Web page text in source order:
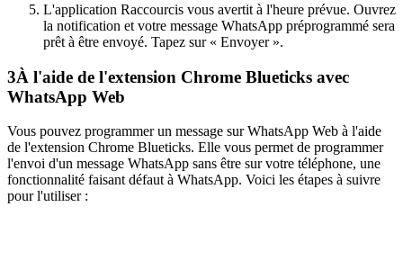
L'application Raccourcis vous avertit à l'heure prévue. Ouvrez
la notification et votre message WhatsApp préprogrammé sera
prêt à être envoyé. Tapez sur « Envoyer ».
3À l'aide de l'extension Chrome Blueticks avec
WhatsApp Web
Vous pouvez programmer un message sur WhatsApp Web à l'aide
de l'extension Chrome Blueticks. Elle vous permet de programmer
l'envoi d'un message WhatsApp sans être sur votre téléphone, une
fonctionnalité faisant défaut à WhatsApp. Voici les étapes à suivre
pour l'utiliser :